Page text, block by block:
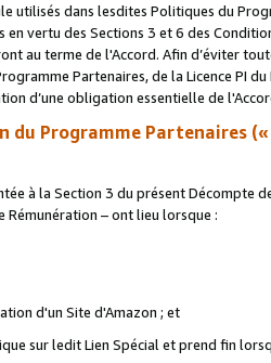
utilisés dans lesdites Politiques du
vertu des Sections 3 et 6 des
au terme de l'Accord. Afin d’éviter
Partenaires, de la Licence PI
d’une obligation essentielle de
du Programme Partenaires
à la Section 3 du présent Décompte
Rémunération – ont lieu lorsque :
d'un Site d'Amazon ; et
sur ledit Lien Spécial et prend fin